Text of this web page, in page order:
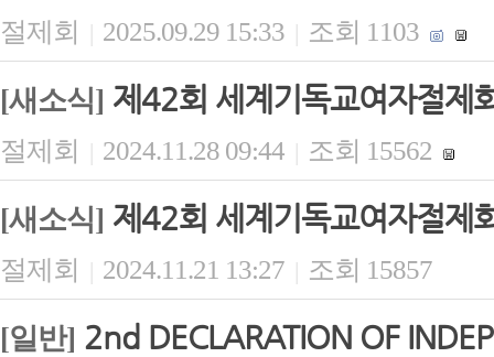
절제회 | 2025.09.29 15:33 | 조회 1103
[새소식] 제42회 세계기독교여자절제
절제회 | 2024.11.28 09:44 | 조회 15562
[새소식] 제42회 세계기독교여자절제
절제회 | 2024.11.21 13:27 | 조회 15857
[일반] 2nd DECLARATION OF